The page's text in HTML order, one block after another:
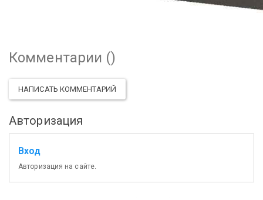
Комментарии ()
НАПИСАТЬ КОММЕНТАРИЙ
Авторизация
Вход
Авторизация на сайте.